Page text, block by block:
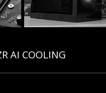
AI COOLING